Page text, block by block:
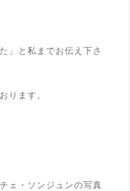
」と私までお伝え下さ
ります。
ェ・ソンジュンの写真